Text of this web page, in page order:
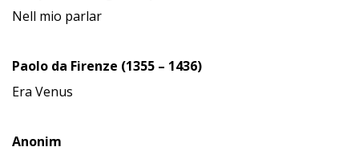
Nell mio parlar
Paolo da Firenze (1355 – 1436)
Era Venus
Anonim